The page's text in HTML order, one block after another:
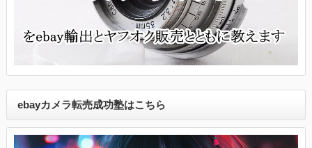
ebayカメラ転売成功塾はこちら